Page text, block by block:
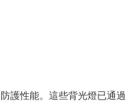
護性能。這些背光燈已通過